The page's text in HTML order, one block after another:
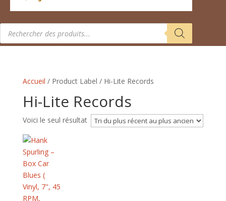
Recherche
produits
Accueil / Product Label / Hi-Lite Records
Hi-Lite Records
Voici le seul résultat